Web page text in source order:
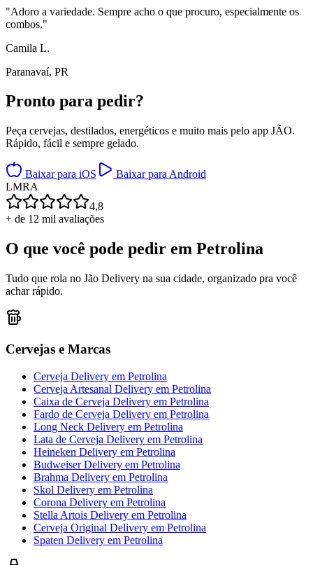
"Adoro a variedade. Sempre acho o que procuro, especialmente os
combos."
Camila L.
Paranavaí, PR
Pronto para pedir?
Peça cervejas, destilados, energéticos e muito mais pelo app JÃO.
Rápido, fácil e sempre gelado.
Baixar para iOS
Baixar para Android
LMRA
4,8
+ de 12 mil avaliações
O que você pode pedir em Petrolina
Tudo que rola no Jão Delivery na sua cidade, organizado pra você
achar rápido.
Cervejas e Marcas
Cerveja Delivery em Petrolina
Cerveja Artesanal Delivery em Petrolina
Caixa de Cerveja Delivery em Petrolina
Fardo de Cerveja Delivery em Petrolina
Long Neck Delivery em Petrolina
Lata de Cerveja Delivery em Petrolina
Heineken Delivery em Petrolina
Budweiser Delivery em Petrolina
Brahma Delivery em Petrolina
Skol Delivery em Petrolina
Corona Delivery em Petrolina
Stella Artois Delivery em Petrolina
Cerveja Original Delivery em Petrolina
Spaten Delivery em Petrolina